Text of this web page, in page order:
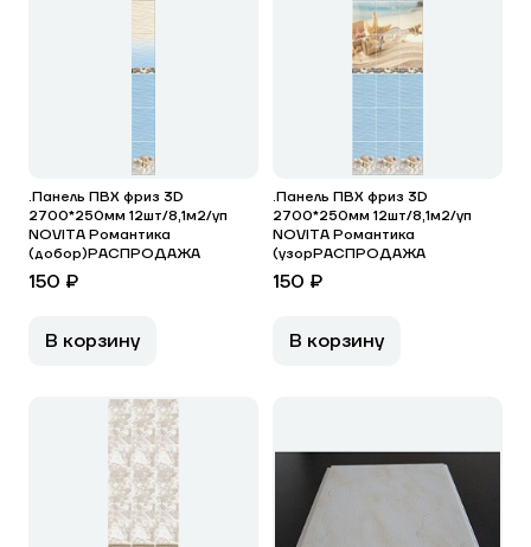
.Панель ПВХ фриз 3D
2700*250мм 12шт/8,1м2/уп
NOVITA Романтика
(добор)РАСПРОДАЖА
150 ₽
В корзину
.Панель ПВХ фриз 3D
2700*250мм 12шт/8,1м2/уп
NOVITA Романтика
(узорРАСПРОДАЖА
150 ₽
В корзину